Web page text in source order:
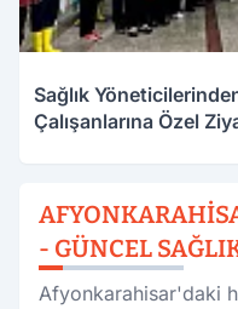
Sağlık
Çalışanlarına Özel
- GÜNCEL
Afyonkarahisar'daki